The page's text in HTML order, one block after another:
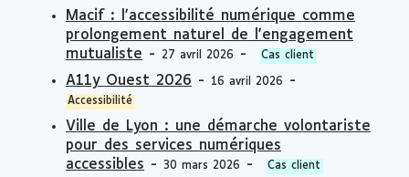
Macif : l'accessibilité numérique comme
prolongement naturel de l'engagement
mutualiste - 27 avril 2026 - Cas client
A11y Ouest 2026 - 16 avril 2026 -
Accessibilité
Ville de Lyon : une démarche volontariste
pour des services numériques
accessibles - 30 mars 2026 - Cas client